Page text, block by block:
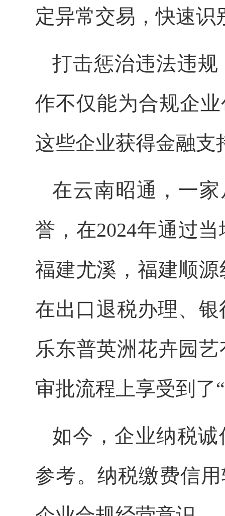
定异常交易，快速识
打击惩治违法违
作不仅能为合规企
这些企业获得金融支
在云南昭通，一
誉，在2024年通过
福建尤溪，福建顺
在出口退税办理、
乐东普英洲花卉园
审批流程上享受到
如今，企业纳税
参考。纳税缴费信